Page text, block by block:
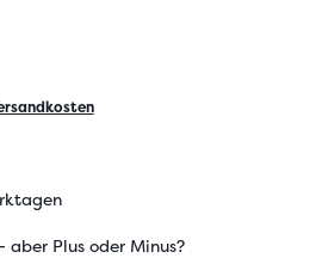
aber Plus oder Minus?